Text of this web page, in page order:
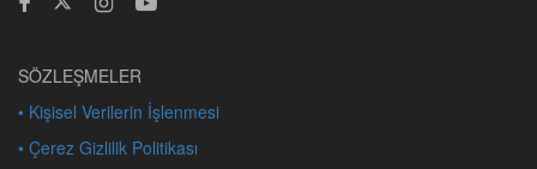
SÖZLEŞMELER
• Kişisel Verilerin İşlenmesi
• Çerez Gizlilik Politikası